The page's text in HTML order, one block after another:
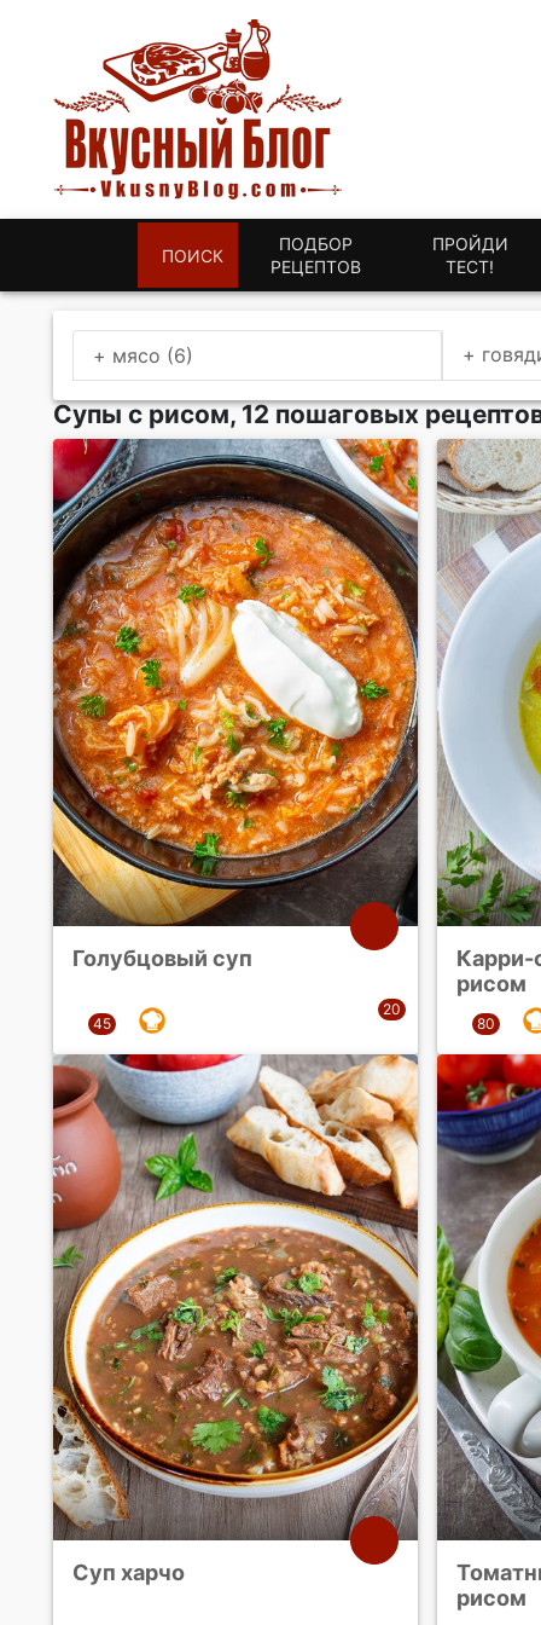
ПОИСК
ПОДБОР
РЕЦЕПТОВ
ПРОЙДИ
ТЕСТ!
+ мясо (6) +
Супы с рисом, 12 пошаговых
Голубцовый суп
Карри-
рисом
Суп харчо
рисом